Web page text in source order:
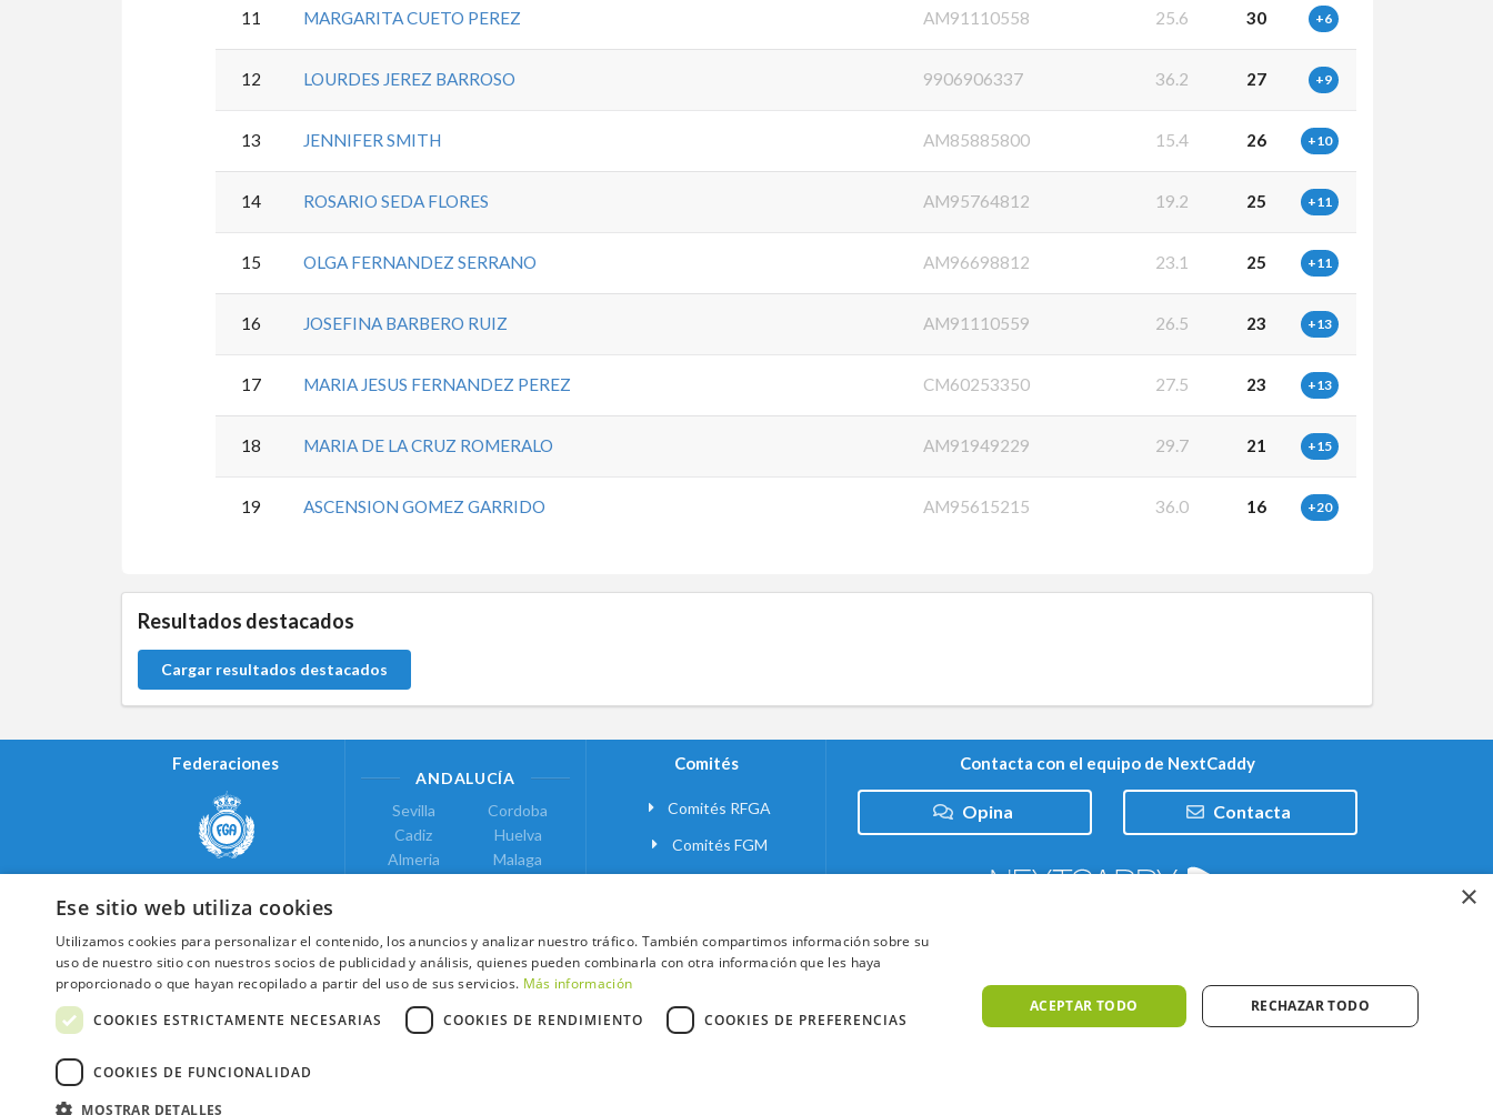
11 MARGARITA CUETO PEREZ AM91110558 25.6 30 +6
12 LOURDES JEREZ BARROSO 9906906337 36.2 27 +9
13 JENNIFER SMITH AM85885800 15.4 26 +10
14 ROSARIO SEDA FLORES AM95764812 19.2 25 +11
15 OLGA FERNANDEZ SERRANO AM96698812 23.1 25 +11
16 JOSEFINA BARBERO RUIZ AM91110559 26.5 23 +13
17 MARIA JESUS FERNANDEZ PEREZ CM60253350 27.5 23 +13
18 MARIA DE LA CRUZ ROMERALO AM91949229 29.7 21 +15
19 ASCENSION GOMEZ GARRIDO AM95615215 36.0 16 +20
Resultados destacados
Cargar resultados destacados
Federaciones
Real Federación Andaluza de
Golf
Federación de Golf de Madrid
ANDALUCÍA
Sevilla
Cadiz
Almeria
Cordoba
Huelva
Malaga
Valencia
COMUNIDAD DE MADRID
Madrid
Comités
Comités RFGA
Comités FGM
Contacta con el equipo de NextCaddy
Opina Contacta
2026 ©NextCaddy.
×
Ese sitio web utiliza cookies
Utilizamos cookies para personalizar el contenido, los anuncios y analizar nuestro tráfico. También compartimos información sobre su
uso de nuestro sitio con nuestros socios de publicidad y análisis, quienes pueden combinarla con otra información que les haya
proporcionado o que hayan recopilado a partir del uso de sus servicios. Más información
COOKIES ESTRICTAMENTE NECESARIAS
COOKIES DE RENDIMIENTO COOKIES DE PREFERENCIAS
COOKIES DE FUNCIONALIDAD
MOSTRAR DETALLES
ACEPTAR TODO RECHAZAR TODO